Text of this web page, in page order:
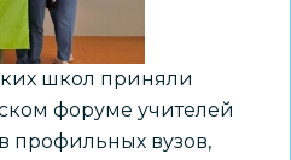
школ приняли
форуме учителей
профильных вузов,